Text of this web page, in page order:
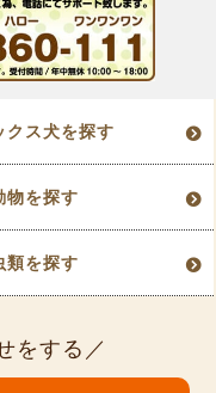
クス犬を探す
物を探す
類を探す
をする